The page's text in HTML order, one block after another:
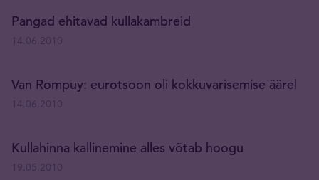
Pangad ehitavad kullakambreid
Van Rompuy: eurotsoon oli kokkuvarisemise äärel
Kullahinna kallinemine alles võtab hoogu